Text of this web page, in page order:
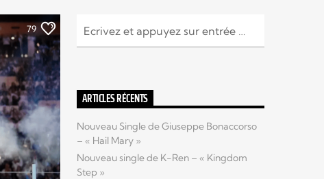
79
ARTICLES RÉCENTS
Nouveau Single de Giuseppe Bonaccorso
– « Hail Mary »
Nouveau single de K-Ren – « Kingdom
Step »